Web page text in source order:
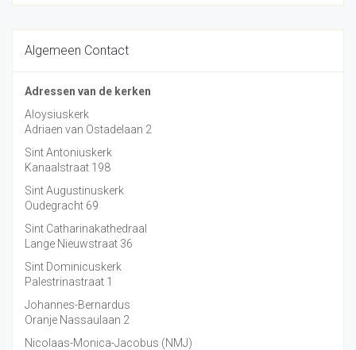
Algemeen Contact
Adressen van de kerken
Aloysiuskerk
Adriaen van Ostadelaan 2
Sint Antoniuskerk
Kanaalstraat 198
Sint Augustinuskerk
Oudegracht 69
Sint Catharinakathedraal
Lange Nieuwstraat 36
Sint Dominicuskerk
Palestrinastraat 1
Johannes-Bernardus
Oranje Nassaulaan 2
Nicolaas-Monica-Jacobus (NMJ)